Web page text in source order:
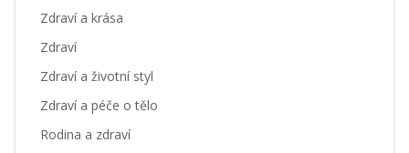
Zdraví a krása
Zdraví
Zdraví a životní styl
Zdraví a péče o tělo
Rodina a zdraví